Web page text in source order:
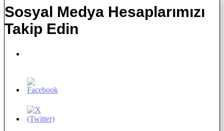
Sosyal Medya Hesaplarımızı
Takip Edin